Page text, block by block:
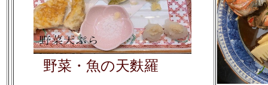
野菜・魚の天麩羅